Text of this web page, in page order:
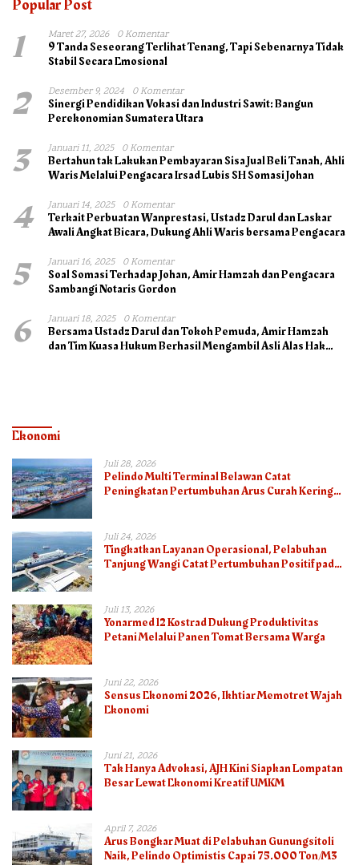
Popular Post
1 Maret 27, 2026 0 Komentar
9 Tanda Seseorang Terlihat Tenang, Tapi Sebenarnya Tidak
Stabil Secara Emosional
2 Desember 9, 2024 0 Komentar
Sinergi Pendidikan Vokasi dan Industri Sawit: Bangun
Perekonomian Sumatera Utara
3 Januari 11, 2025 0 Komentar
Bertahun tak Lakukan Pembayaran Sisa Jual Beli Tanah, Ahli
Waris Melalui Pengacara Irsad Lubis SH Somasi Johan
4 Januari 14, 2025 0 Komentar
Terkait Perbuatan Wanprestasi, Ustadz Darul dan Laskar
Awali Angkat Bicara, Dukung Ahli Waris bersama Pengacara
5 Januari 16, 2025 0 Komentar
Soal Somasi Terhadap Johan, Amir Hamzah dan Pengacara
Sambangi Notaris Gordon
6 Januari 18, 2025 0 Komentar
Bersama Ustadz Darul dan Tokoh Pemuda, Amir Hamzah
dan Tim Kuasa Hukum Berhasil Mengambil Asli Alas Hak
Ekonomi
Juli 28, 2026
Pelindo Multi Terminal Belawan Catat
Peningkatan Pertumbuhan Arus Curah Kering
Juli 24, 2026
Tingkatkan Layanan Operasional, Pelabuhan
Tanjung Wangi Catat Pertumbuhan Positif pada
Juli 13, 2026
Yonarmed 12 Kostrad Dukung Produktivitas
Petani Melalui Panen Tomat Bersama Warga
Juni 22, 2026
Sensus Ekonomi 2026, Ikhtiar Memotret Wajah
Ekonomi
Juni 21, 2026
Tak Hanya Advokasi, AJH Kini Siapkan Lompatan
Besar Lewat Ekonomi Kreatif UMKM
April 7, 2026
Arus Bongkar Muat di Pelabuhan Gunungsitoli
Naik, Pelindo Optimistis Capai 75.000 Ton/M3